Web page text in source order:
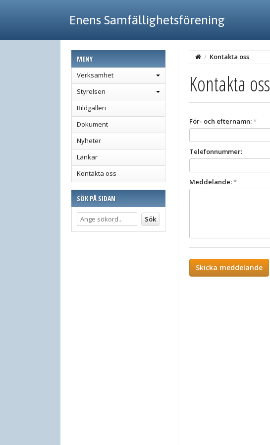
Enens Samfällighetsförening
MENY
Verksamhet
Styrelsen
Bildgalleri
Dokument
Nyheter
Länkar
Kontakta oss
SÖK PÅ SIDAN
/ Kontakta oss
Kontakta oss
För- och efternamn:*
Telefonnummer:
Meddelande:*